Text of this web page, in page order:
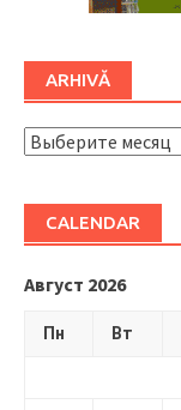
ARHIVĂ
ARHIVĂ
CALENDAR
Август 2026
Пн Вт